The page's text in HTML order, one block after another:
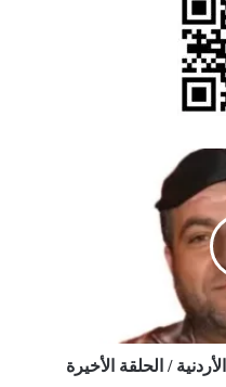
/ الحلقة الأخيرة